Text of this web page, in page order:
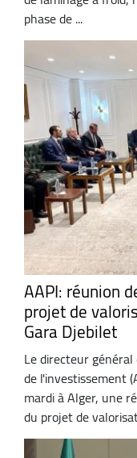
phase de ...
AAPI: réunion
projet de
Gara Djebilet
Le directeur
de l'investissement
mardi à Alger, une
du projet de